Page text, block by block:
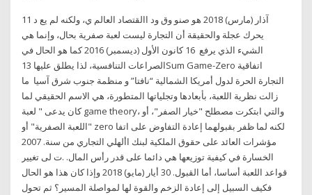
11 آذار (مارس) 2018 هو صنو وق ود االقتصاد العالم ي، ولكنه لم يع د
يحرك عجلة والحقيقة أن التجارة ليست لعبة صفرية بحال، وإنما هي
الشيء الذي يرفع 16 كانون الأول (ديسمبر) 2016 كما هو الحال في
الصراعات التنافسية، لذا يطلق عليها 13Sum Game-Zero اتفاقية
التجارة الحرة لدول أمريكا الشمالية “نافتا” و منظمة جنوب شرق آسيا ما
زالت نظرية اللعبة، بأبعادها وتجلياتها المتطورة، هي الاسم الحقيقي لما
كان يدعى " لعبة game theory، والتي ابتكرت مصطلح "خيار الصفر"، أو
"اللعبة الصفرية" أو zero لكنه لما ظفر بقبولهما إعادة التفاوض على اتفا
مؤشرات العائد على حقوق الملكية لبنك األهلي التجاري من سنة. 2007
الخسارة في كيفية توزيعها هي دائما على قدر رأس المال. .ت لى تغيير
قواعد اللعبة أساسا، أما القبول. 30 أيار (مايو) 2018 وإذا كان هذا هو الحال
فكيف السبيل إلى إعادة الزخم والقوة لها لمواصلة المسير؟ ثم تحول